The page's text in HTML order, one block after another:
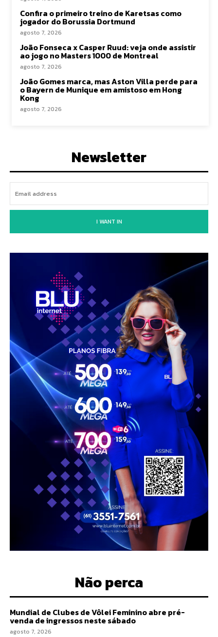
Confira o primeiro treino de Karetsas como
jogador do Borussia Dortmund
agosto 7, 2026
João Fonseca x Casper Ruud: veja onde assistir
ao jogo no Masters 1000 de Montreal
agosto 7, 2026
João Gomes marca, mas Aston Villa perde para
o Bayern de Munique em amistoso em Hong
Kong
agosto 7, 2026
Newsletter
I WANT IN
Não perca
Mundial de Clubes de Vôlei Feminino abre pré-
venda de ingressos neste sábado
agosto 7, 2026